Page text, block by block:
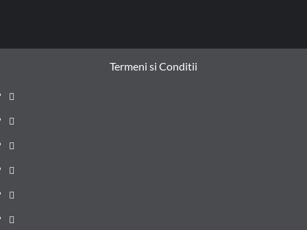
Termeni si Conditii
Prima
pagină
Știri
de
ultima
Administrație
locală
Actualitate
Justiție
Cultura